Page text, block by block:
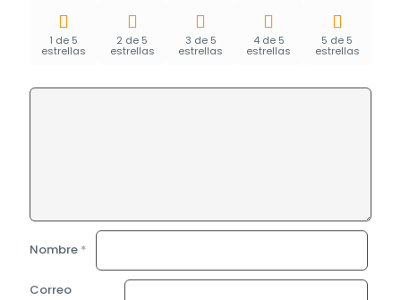
1 de 5
estrellas
2 de 5
estrellas
3 de 5
estrellas
4 de 5
estrellas
5 de 5
estrellas
Nombre *
Correo